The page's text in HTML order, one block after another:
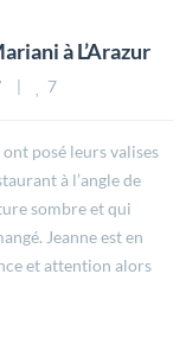
à L’Arazur
7
ont posé leurs valises
à l’angle de
sombre et qui
Jeanne est en
et attention alors